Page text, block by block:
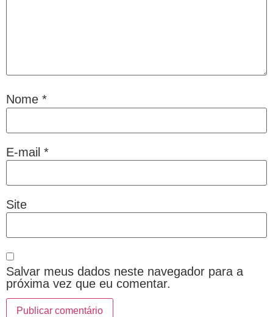
Nome *
E-mail *
Site
Salvar meus dados neste navegador para a
próxima vez que eu comentar.